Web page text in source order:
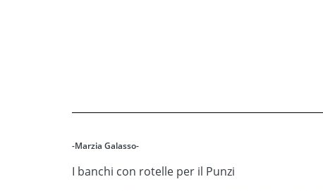
-Marzia Galasso-
I banchi con rotelle per il Punzi